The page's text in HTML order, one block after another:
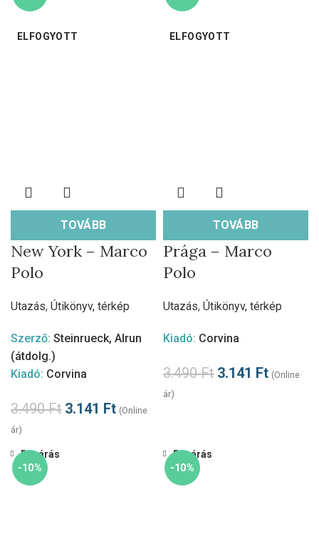
ELFOGYOTT
TOVÁBB
New York – Marco
Polo
Utazás, Útikönyv, térkép
Szerző: Steinrueck, Alrun
(átdolg.)
Kiadó: Corvina
3.490Ft 3.141 Ft (Online
ár)
ELFOGYOTT
TOVÁBB
Prága – Marco
Polo
Utazás, Útikönyv, térkép
Kiadó: Corvina
3.490Ft 3.141 Ft (Online
ár)
-10%
Bezárás
-10%
Bezárás